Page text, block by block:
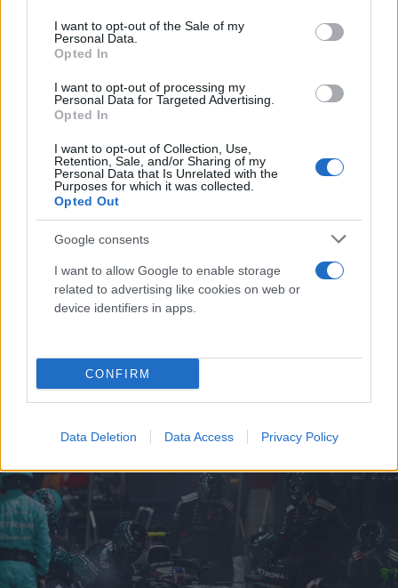
consent section.
I want to opt-out of the Sale of my
Personal Data.
Opted In
I want to opt-out of processing my
Personal Data for Targeted Advertising.
Opted In
I want to opt-out of Collection, Use,
Retention, Sale, and/or Sharing of my
Personal Data that Is Unrelated with the
Purposes for which it was collected.
Opted Out
Google consents
I want to allow Google to enable storage
related to advertising like cookies on web or
device identifiers in apps.
CONFIRM
Data Deletion Data Access Privacy Policy
Τα στατιστικά του Λας Βέγκας
• Η διαφορά νίκης του Φερστάπεν στα 20.741
δευτερόλεπτα είναι η μεγαλύτερη στην ιστορία του
Grand Prix του Λας Βέγκας.
• Ήταν η όγδοη νίκη του Φερστάπεν στις Ηνωμένες
Πολιτείες (τέσσερις στο Ώστιν, δύο στο Μαϊάμι και
τώρα δύο στο Λας Βέγκας).
Ολλανδού σε 231 εκκινήσεις, ενώ ήταν 8η
συνεχόμενη κατάκτηση του βάθρου για αυτή τη
σεζόν (το τρίτο μεγαλύτερο σερί της καριέρας του).